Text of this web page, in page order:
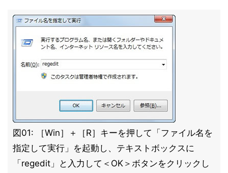
図01: ［Win］＋［R］キーを押して「ファイル名を
指定して実行」を起動し、テキストボックスに
「regedit」と入力して＜OK＞ボタンをクリックし